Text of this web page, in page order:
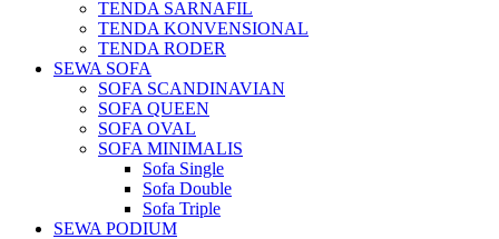
TENDA SARNAFIL
TENDA KONVENSIONAL
TENDA RODER
SEWA SOFA
SOFA SCANDINAVIAN
SOFA QUEEN
SOFA OVAL
SOFA MINIMALIS
Sofa Single
Sofa Double
Sofa Triple
SEWA PODIUM